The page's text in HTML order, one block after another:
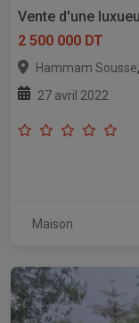
Vente d'une
2 500 000 DT
Hammam Sousse,
27 avril 2022
Maison